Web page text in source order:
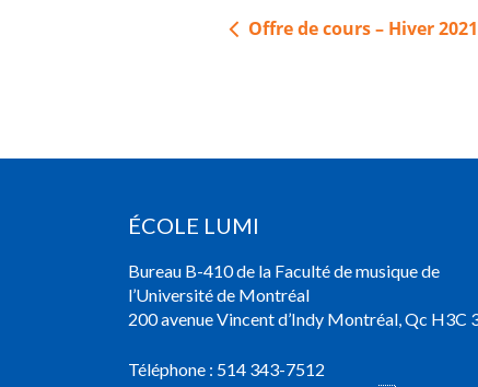
NavigationOffre de cours – Hiver 2021
ÉCOLE LUMI
Bureau B-410 de la Faculté de musique de
l’Université de Montréal
200 avenue Vincent d’Indy Montréal, Qc H3C
Téléphone : 514 343-7512